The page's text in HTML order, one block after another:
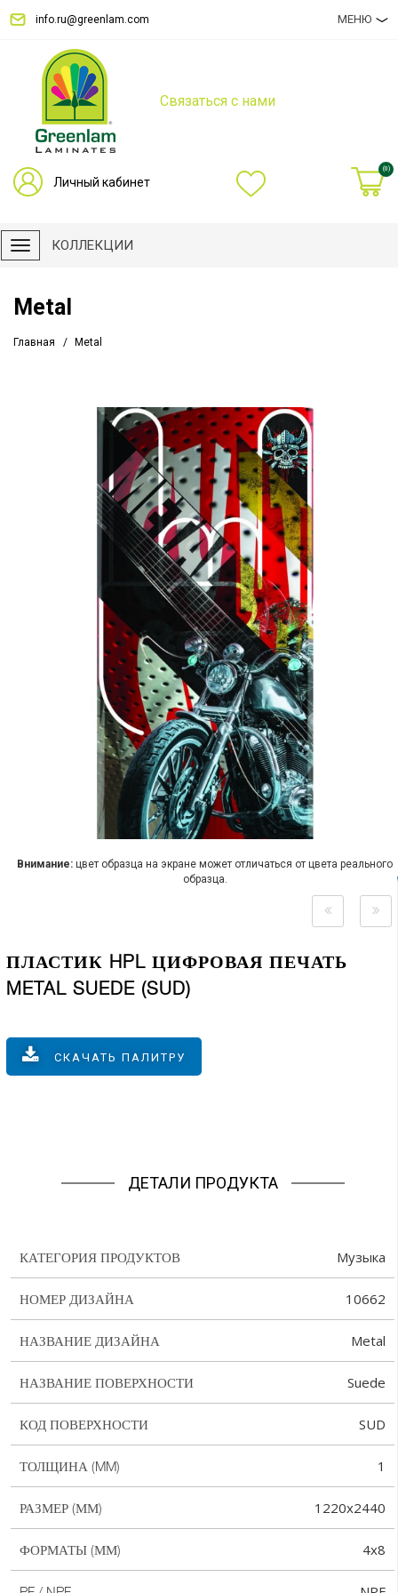
info.ru@greenlam.com МЕНЮ
Связаться с нами
Личный кабинет
(0)
КОЛЛЕКЦИИ
Metal
Главная Metal
Внимание: цвет образца на экране может отличаться от цвета реального
образца.
ПЛАСТИК HPL ЦИФРОВАЯ ПЕЧАТЬ
METAL SUEDE (SUD)
СКАЧАТЬ ПАЛИТРУ
ДЕТАЛИ ПРОДУКТА
КАТЕГОРИЯ ПРОДУКТОВ Музыка
НОМЕР ДИЗАЙНА 10662
НАЗВАНИЕ ДИЗАЙНА Metal
НАЗВАНИЕ ПОВЕРХНОСТИ Suede
КОД ПОВЕРХНОСТИ SUD
ТОЛЩИНА (MM) 1
РАЗМЕР (ММ) 1220x2440
ФОРМАТЫ (ММ) 4x8